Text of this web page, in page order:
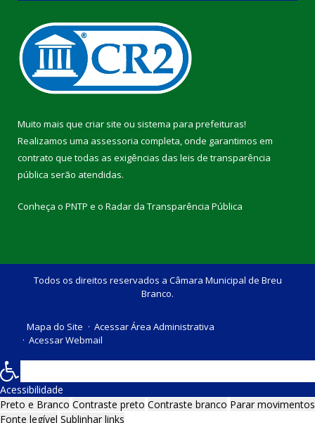
Muito mais que criar site ou sistema para prefeituras!
Realizamos uma assessoria completa, onde garantimos em
contrato que todas as exigências das leis de transparência
pública serão atendidas.
Conheça o PNTP e o Radar da Transparência Pública
Todos os direitos reservados a Câmara Municipal de Breu
Branco.
Mapa do Site
Acessar Área Administrativa
Acessar Webmail
Acessibilidade
Preto e Branco Contraste preto Contraste branco Parar movimentos
Fonte legível Sublinhar links